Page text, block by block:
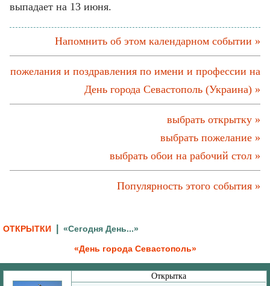
выпадает на 13 июня.
Напомнить об этом календарном событии »
пожелания и поздравления по имени и профессии на
День города Севастополь (Украина) »
выбрать открытку »
выбрать пожелание »
выбрать обои на рабочий стол »
Популярность этого события »
ОТКРЫТКИ «Сегодня День...»
«День города Севастополь»
Открытка